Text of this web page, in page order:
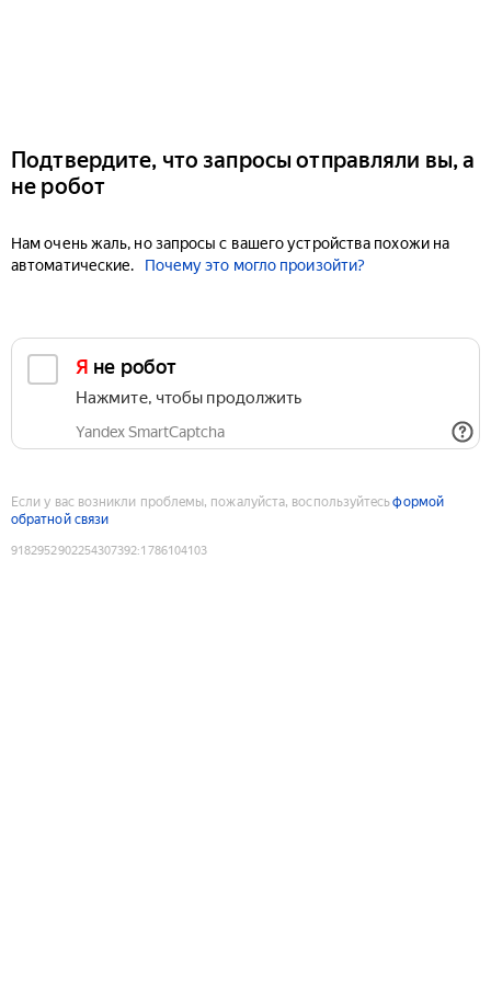
Подтвердите, что запросы отправляли вы, а
не робот
Нам очень жаль, но запросы с вашего устройства похожи на
автоматические.
Почему это могло произойти?
Я не робот
Нажмите, чтобы продолжить
Yandex SmartCaptcha
Если у вас возникли проблемы, пожалуйста, воспользуйтесьформой
обратной связи
9182952902254307392:1786104103